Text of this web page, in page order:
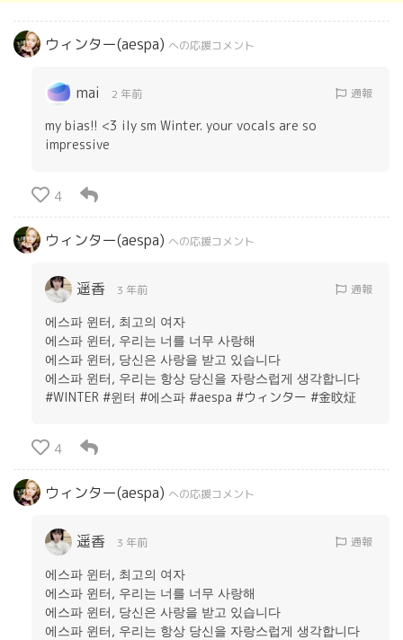
ウィンター(aespa) への応援コメント
mai 2 年前 通報
my bias!! <3 ily sm Winter. your vocals are so
impressive
4
ウィンター(aespa) への応援コメント
遥香 3 年前 通報
에스파 윈터, 최고의 여자
에스파 윈터, 우리는 너를 너무 사랑해
에스파 윈터, 당신은 사랑을 받고 있습니다
에스파 윈터, 우리는 항상 당신을 자랑스럽게 생각합니다
#WINTER #윈터 #에스파 #aespa #ウィンター #金旼炡
4
ウィンター(aespa) への応援コメント
遥香 3 年前 通報
에스파 윈터, 최고의 여자
에스파 윈터, 우리는 너를 너무 사랑해
에스파 윈터, 당신은 사랑을 받고 있습니다
에스파 윈터, 우리는 항상 당신을 자랑스럽게 생각합니다